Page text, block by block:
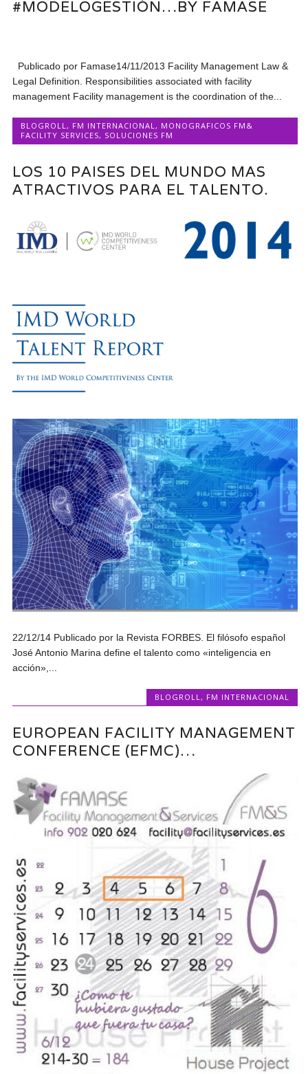
#MODELOGESTIÓN…BY FAMASE
Publicado por Famase14/11/2013 Facility Management Law &
Legal Definition. Responsibilities associated with facility
management Facility management is the coordination of the...
BLOGROLL, FM INTERNACIONAL, MONOGRAFICOS FM&
FACILITY SERVICES, SOLUCIONES FM
LOS 10 PAISES DEL MUNDO MAS
ATRACTIVOS PARA EL TALENTO.
22/12/14 Publicado por la Revista FORBES. El filósofo español
José Antonio Marina define el talento como «inteligencia en
acción»,...
BLOGROLL, FM INTERNACIONAL
EUROPEAN FACILITY MANAGEMENT
CONFERENCE (EFMC)…